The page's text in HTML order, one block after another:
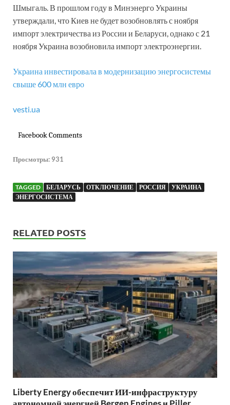
Шмыгаль. В прошлом году в Минэнерго Украины
утверждали, что Киев не будет возобновлять с ноября
импорт электричества из России и Беларуси, однако с 21
ноября Украина возобновила импорт электроэнергии.
Украина инвестировала в модернизацию энергосистемы
свыше 600 млн евро
vesti.ua
Facebook Comments
Просмотры: 931
TAGGED БЕЛАРУСЬ ОТКЛЮЧЕНИЕ РОССИЯ
УКРАИНА
ЭНЕРГОСИСТЕМА
RELATED POSTS
Liberty Energy обеспечит ИИ-инфраструктуру